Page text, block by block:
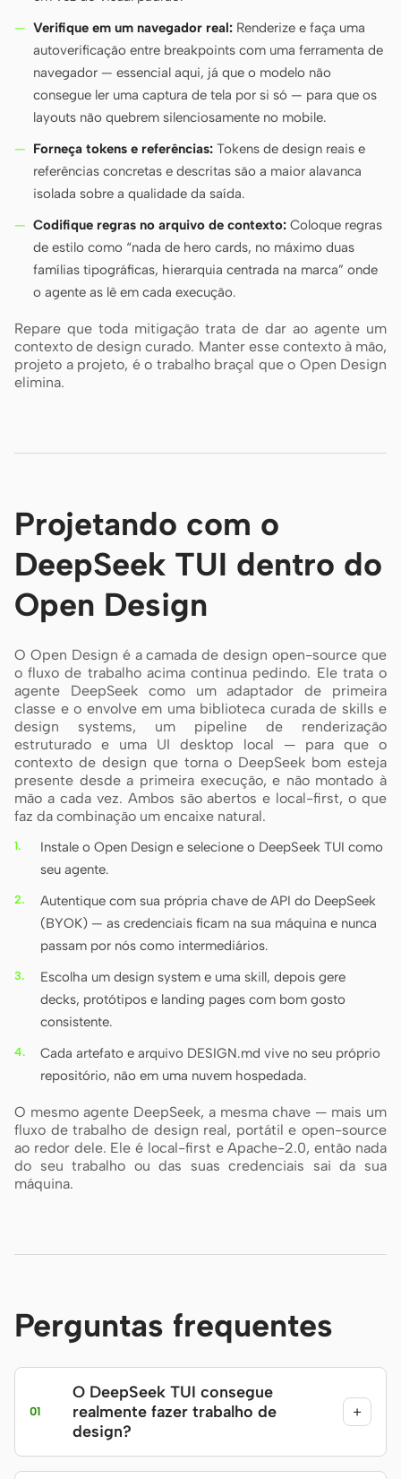
Verifique em um navegador real: Renderize e faça uma
autoverificação entre breakpoints com uma ferramenta de
navegador — essencial aqui, já que o modelo não
consegue ler uma captura de tela por si só — para que os
layouts não quebrem silenciosamente no mobile.
Forneça tokens e referências: Tokens de design reais e
referências concretas e descritas são a maior alavanca
isolada sobre a qualidade da saída.
Codifique regras no arquivo de contexto: Coloque regras
de estilo como “nada de hero cards, no máximo duas
famílias tipográficas, hierarquia centrada na marca” onde
o agente as lê em cada execução.
Repare que toda mitigação trata de dar ao agente um
contexto de design curado. Manter esse contexto à mão,
projeto a projeto, é o trabalho braçal que o Open Design
elimina.
Projetando com o
DeepSeek TUI dentro do
Open Design
O Open Design é a camada de design open-source que
o fluxo de trabalho acima continua pedindo. Ele trata o
agente DeepSeek como um adaptador de primeira
classe e o envolve em uma biblioteca curada de skills e
design systems, um pipeline de renderização
estruturado e uma UI desktop local — para que o
contexto de design que torna o DeepSeek bom esteja
presente desde a primeira execução, e não montado à
mão a cada vez. Ambos são abertos e local-first, o que
faz da combinação um encaixe natural.
Instale o Open Design e selecione o DeepSeek TUI como
seu agente.
Autentique com sua própria chave de API do DeepSeek
(BYOK) — as credenciais ficam na sua máquina e nunca
passam por nós como intermediários.
Escolha um design system e uma skill, depois gere
decks, protótipos e landing pages com bom gosto
consistente.
Cada artefato e arquivo DESIGN.md vive no seu próprio
repositório, não em uma nuvem hospedada.
O mesmo agente DeepSeek, a mesma chave — mais um
fluxo de trabalho de design real, portátil e open-source
ao redor dele. Ele é local-first e Apache-2.0, então nada
do seu trabalho ou das suas credenciais sai da sua
máquina.
Perguntas frequentes
01
O DeepSeek TUI consegue
realmente fazer trabalho de
design?
+